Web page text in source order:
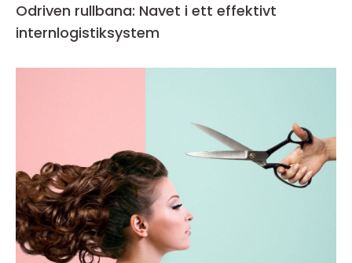
Odriven rullbana: Navet i ett effektivt
internlogistiksystem